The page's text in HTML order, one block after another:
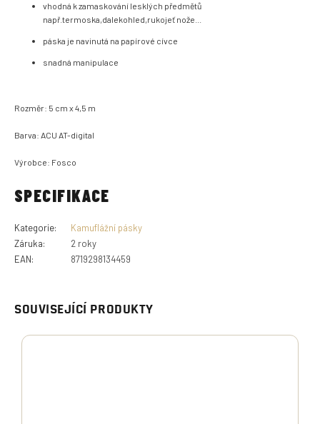
SOUVISEJÍCÍ PRODUKTY
vhodná k zamaskování lesklých předmětů
např.termoska,dalekohled,rukojeť nože...
páska je navinutá na papírové cívce
snadná manipulace
Rozměr: 5 cm x 4,5 m
Barva: ACU AT-digital
Výrobce: Fosco
SPECIFIKACE
Kategorie:
Kamuflážní pásky
Záruka:
2 roky
EAN: 8719298134459